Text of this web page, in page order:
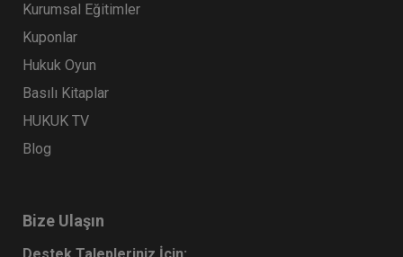
360 TL
Kurumsal Eğitimler
Kuponlar
Hukuk Oyun
Basılı Kitaplar
HUKUK TV
Blog
Bize Ulaşın